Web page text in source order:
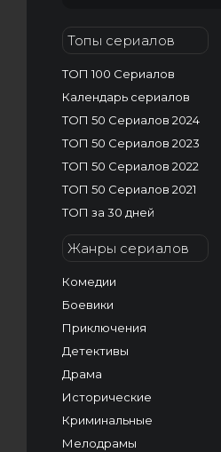
Топы сериалов
ТОП 100 Сериалов
Календарь сериалов
ТОП 50 Сериалов 2024
ТОП 50 Сериалов 2023
ТОП 50 Сериалов 2022
ТОП 50 Сериалов 2021
ТОП за 30 дней
Жанры сериалов
Комедии
Боевики
Приключения
Детективы
Драма
Исторические
Криминальные
Мелодрамы